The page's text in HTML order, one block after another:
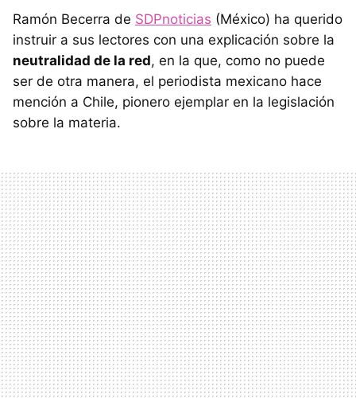
Ramón Becerra de SDPnoticias (México) ha querido
instruir a sus lectores con una explicación sobre la
neutralidad de la red, en la que, como no puede
ser de otra manera, el periodista mexicano hace
mención a Chile, pionero ejemplar en la legislación
sobre la materia.